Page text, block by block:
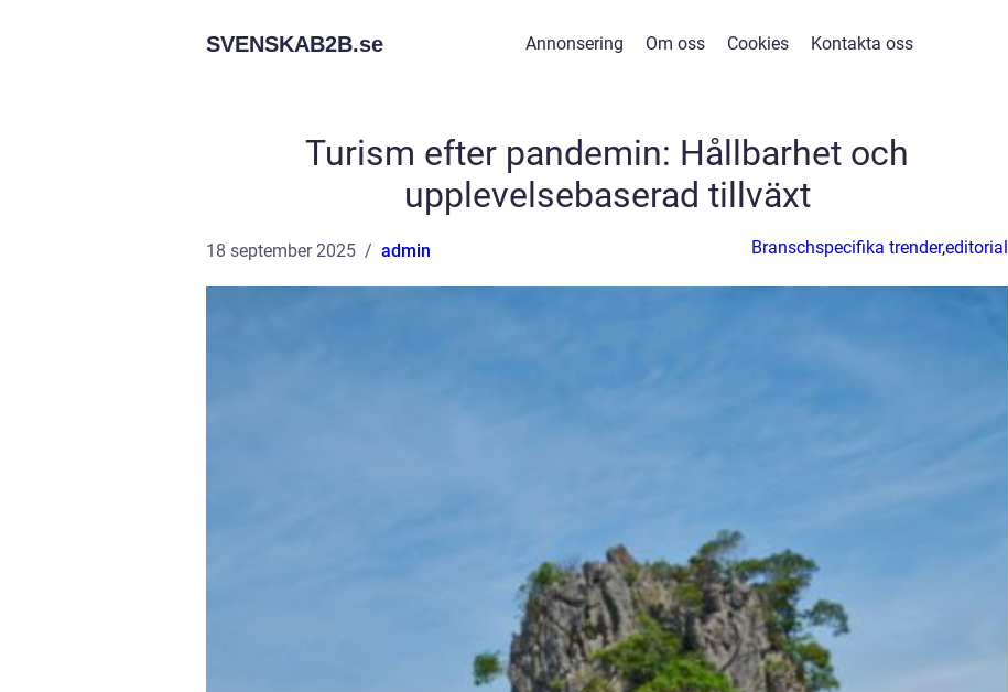
SVENSKAB2B.se Annonsering Om oss Cookies Kontakta oss
Turism efter pandemin: Hållbarhet och
upplevelsebaserad tillväxt
18 september 2025 admin Branschspecifika trender,editorial